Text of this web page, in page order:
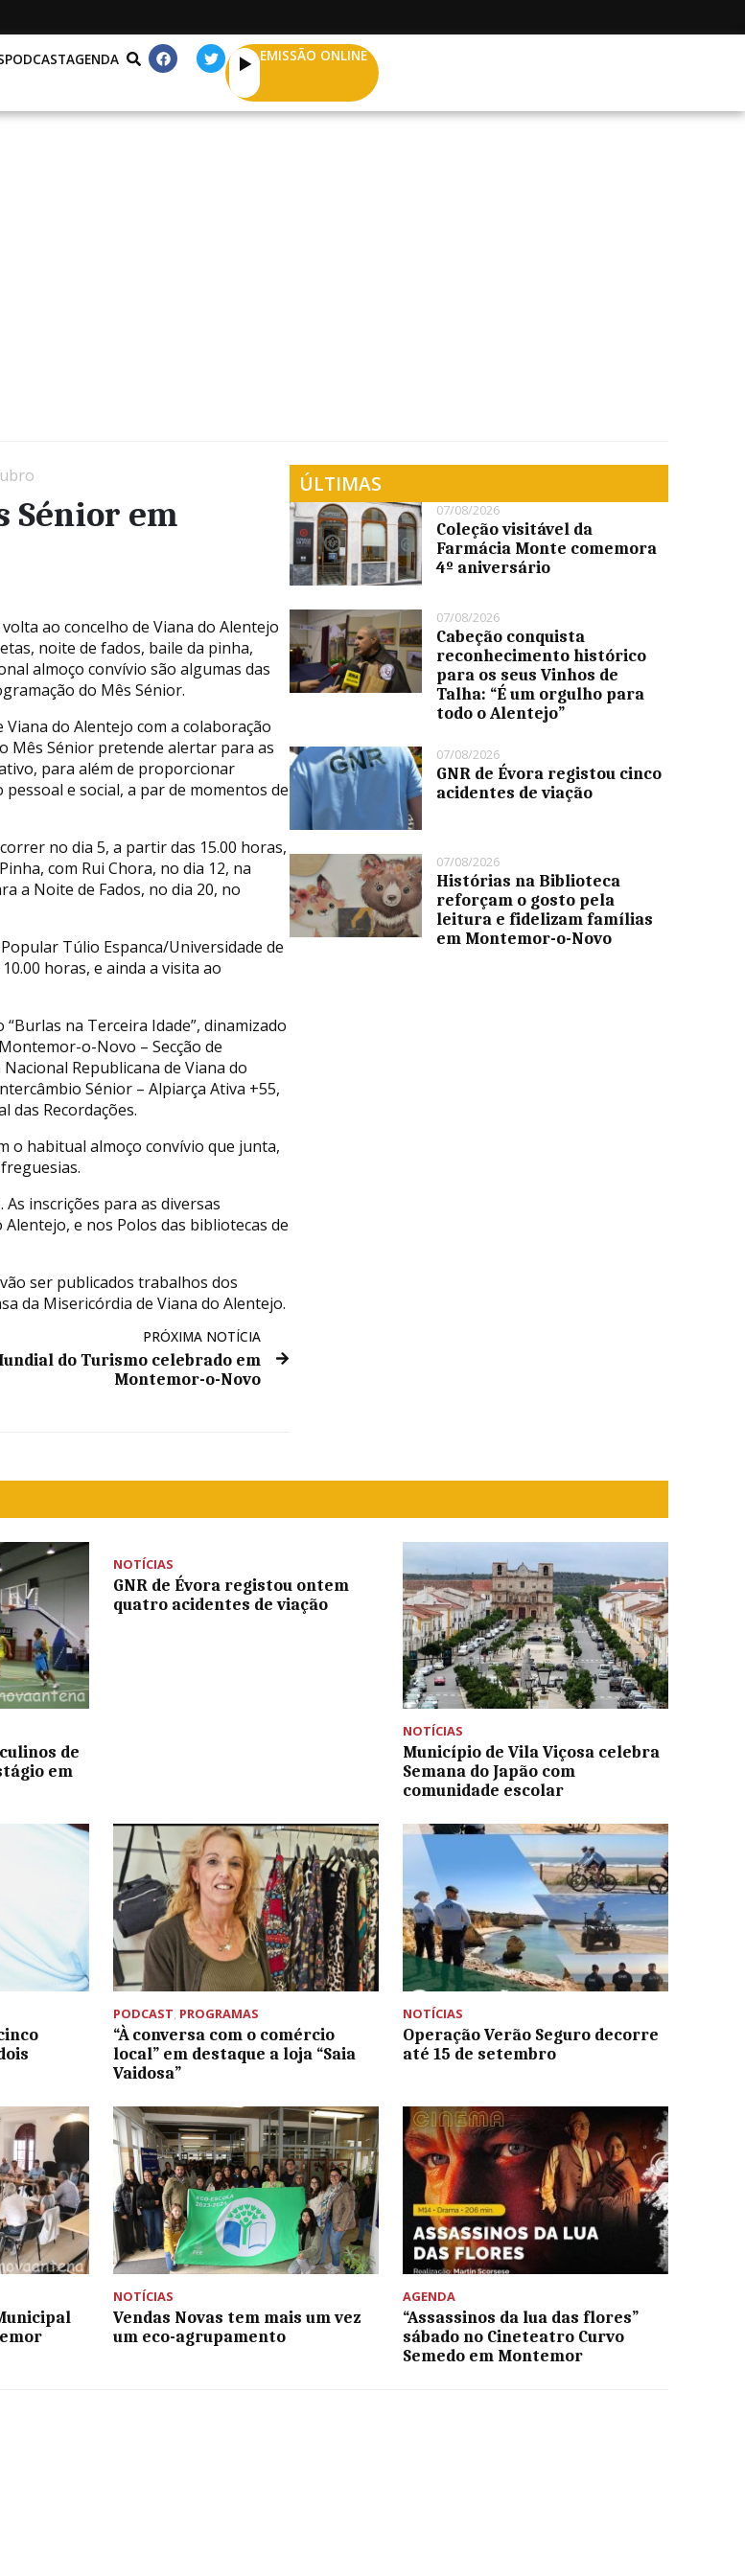
PODCASTAGENDA EMISSÃO ONLINE
Sénior em
ao concelho de Viana do Alentejo
noite de fados, baile da pinha,
almoço convívio são algumas das
do Mês Sénior.
do Alentejo com a colaboração
Mês Sénior pretende alertar para as
para além de proporcionar
e social, a par de momentos de
no dia 5, a partir das 15.00 horas,
com Rui Chora, no dia 12, na
a Noite de Fados, no dia 20, no
Túlio Espanca/Universidade de
horas, e ainda a visita ao
na Terceira Idade”, dinamizado
o-Novo – Secção de
Republicana de Viana do
Sénior – Alpiarça Ativa +55,
das Recordações.
o habitual almoço convívio que junta,
inscrições para as diversas
e nos Polos das bibliotecas de
ser publicados trabalhos dos
da Misericórdia de Viana do Alentejo.
PRÓXIMA NOTÍCIA
do Turismo celebrado em
Montemor-o-Novo
ÚLTIMAS
07/08/2026
Coleção visitável da
Farmácia Monte comemora
4º aniversário
07/08/2026
Cabeção conquista
reconhecimento histórico
para os seus Vinhos de
Talha: “É um orgulho para
todo o Alentejo”
07/08/2026
GNR de Évora registou cinco
acidentes de viação
07/08/2026
Histórias na Biblioteca
reforçam o gosto pela
leitura e fidelizam famílias
em Montemor-o-Novo
de
em
NOTÍCIAS
GNR de Évora registou ontem
quatro acidentes de viação
NOTÍCIAS
Município de Vila Viçosa celebra
Semana do Japão com
comunidade escolar
PODCAST, PROGRAMAS
“À conversa com o comércio
local” em destaque a loja “Saia
Vaidosa”
NOTÍCIAS
Operação Verão Seguro decorre
até 15 de setembro
NOTÍCIAS
Vendas Novas tem mais um vez
um eco-agrupamento
AGENDA
“Assassinos da lua das flores”
sábado no Cineteatro Curvo
Semedo em Montemor